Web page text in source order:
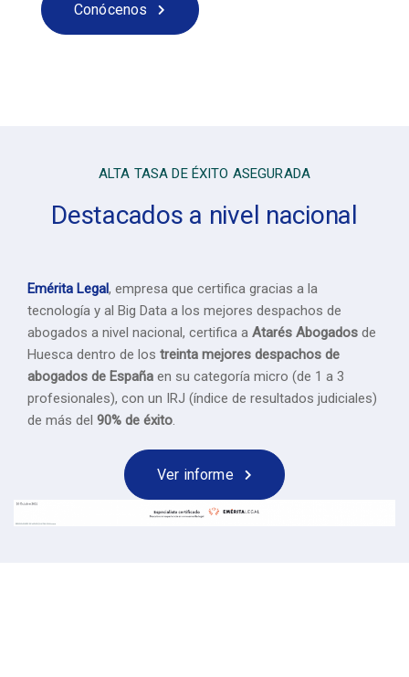
Conócenos
ALTA TASA DE ÉXITO ASEGURADA
Destacados a nivel nacional
Emérita Legal, empresa que certifica gracias a la
tecnología y al Big Data a los mejores despachos de
abogados a nivel nacional, certifica a Atarés Abogados de
Huesca dentro de los treinta mejores despachos de
abogados de España en su categoría micro (de 1 a 3
profesionales), con un IRJ (índice de resultados judiciales)
de más del 90% de éxito.
Ver informe